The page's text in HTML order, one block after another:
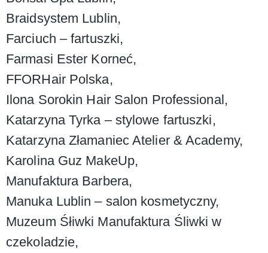
Braidsystem Lublin,
Farciuch – fartuszki,
Farmasi Ester Korneć,
FFORHair Polska,
Ilona Sorokin Hair Salon Professional,
Katarzyna Tyrka – stylowe fartuszki,
Katarzyna Złamaniec Atelier & Academy,
Karolina Guz MakeUp,
Manufaktura Barbera,
Manuka Lublin – salon kosmetyczny,
Muzeum Śłiwki Manufaktura Śliwki w
czekoladzie,